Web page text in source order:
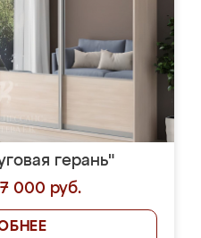
герань"
000 руб.